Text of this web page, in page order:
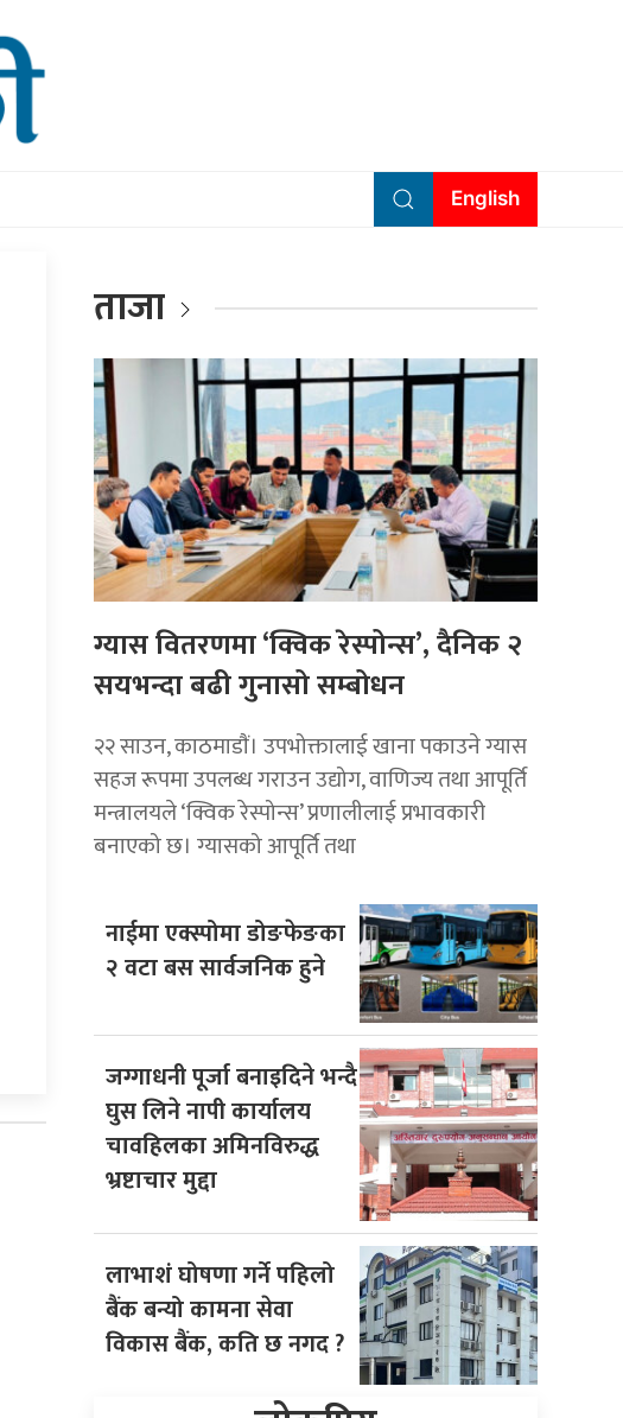
English
ताजा
ग्यास वितरणमा ‘क्विक रेस्पोन्स’, दैनिक २
सयभन्दा बढी गुनासो सम्बोधन
२२ साउन, काठमाडाैं। उपभोक्तालाई खाना पकाउने ग्यास
सहज रूपमा उपलब्ध गराउन उद्योग, वाणिज्य तथा आपूर्ति
मन्त्रालयले ‘क्विक रेस्पोन्स’ प्रणालीलाई प्रभावकारी
बनाएको छ। ग्यासको आपूर्ति तथा
नाईमा एक्स्पोमा डोङफेङका
२ वटा बस सार्वजनिक हुने
जग्गाधनी पूर्जा बनाइदिने भन्दै
घुस लिने नापी कार्यालय
चावहिलका अमिनविरुद्ध
भ्रष्टाचार मुद्दा
लाभाशं घोषणा गर्ने पहिलो
बैंक बन्यो कामना सेवा
विकास बैंक, कति छ नगद ?